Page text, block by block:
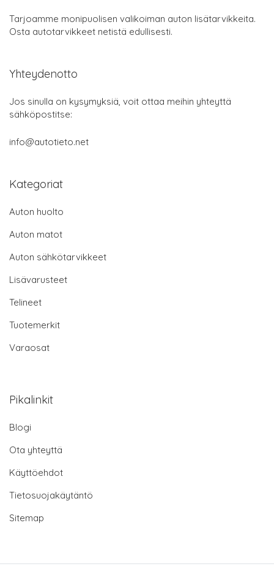
Tarjoamme monipuolisen valikoiman auton lisätarvikkeita.
Osta autotarvikkeet netistä edullisesti.
Yhteydenotto
Jos sinulla on kysymyksiä, voit ottaa meihin yhteyttä
sähköpostitse:
info@autotieto.net
Kategoriat
Auton huolto
Auton matot
Auton sähkötarvikkeet
Lisävarusteet
Telineet
Tuotemerkit
Varaosat
Pikalinkit
Blogi
Ota yhteyttä
Käyttöehdot
Tietosuojakäytäntö
Sitemap